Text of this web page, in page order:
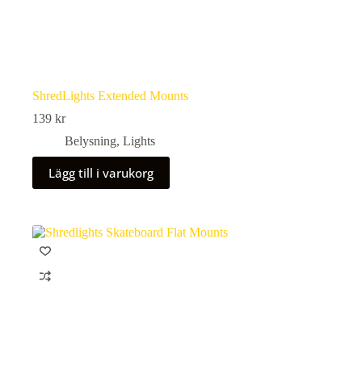
ShredLights Extended Mounts
139 kr
Belysning, Lights
Lägg till i varukorg